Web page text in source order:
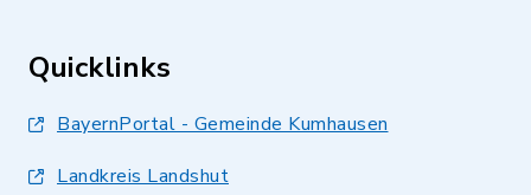
Quicklinks
BayernPortal - Gemeinde Kumhausen
Landkreis Landshut